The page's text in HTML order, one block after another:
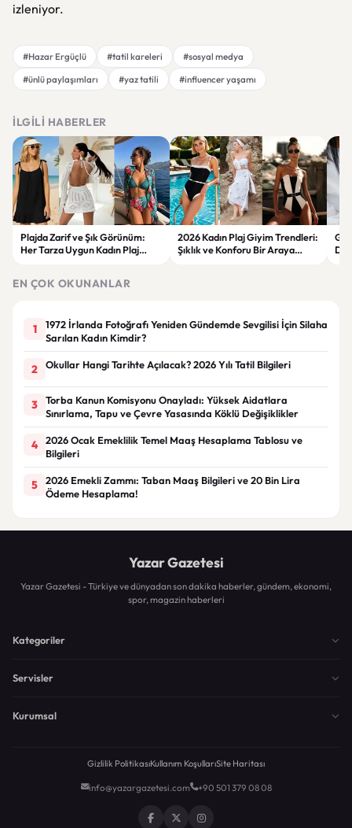
izleniyor.
#Hazar Ergüçlü #tatil kareleri
#sosyal medya
#ünlü paylaşımları
#yaz tatili #influencer yaşamı
İLGILI HABERLER
Plajda Zarif ve Şık Görünüm:
Her Tarza Uygun Kadın Plaj
2026 Kadın Plaj Giyim Trendleri:
Şıklık ve Konforu Bir Araya
EN ÇOK OKUNANLAR
1
1972 İrlanda Fotoğrafı Yeniden Gündemde Sevgilisi İçin Silaha
Sarılan Kadın Kimdir?
2 Okullar Hangi Tarihte Açılacak? 2026 Yılı Tatil Bilgileri
3
Torba Kanun Komisyonu Onayladı: Yüksek Aidatlara
Sınırlama, Tapu ve Çevre Yasasında Köklü Değişiklikler
4
2026 Ocak Emeklilik Temel Maaş Hesaplama Tablosu ve
Bilgileri
5
2026 Emekli Zammı: Taban Maaş Bilgileri ve 20 Bin Lira
Ödeme Hesaplama!
Yazar Gazetesi
Yazar Gazetesi - Türkiye ve dünyadan son dakika haberler, gündem, ekonomi,
spor, magazin haberleri
Kategoriler
Servisler
Kurumsal
Gizlilik PolitikasıKullanım KoşullarıSite Haritası
info@yazargazetesi.com +90 501 379 08 08